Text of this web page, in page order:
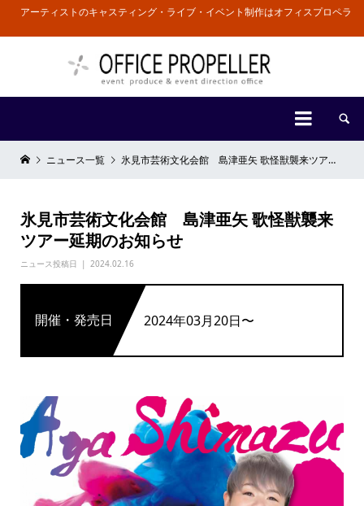
アーティストのキャスティング・ライブ・イベント制作はオフィスプロペラ
 
ニュース一覧 氷見市芸術文化会館 島津亜矢 歌怪獣襲来ツアー延期のお知らせ
氷見市芸術文化会館 島津亜矢 歌怪獣襲来
ツアー延期のお知らせ
ニュース投稿日 2024.02.16
開催・発売日 2024年03月20日〜